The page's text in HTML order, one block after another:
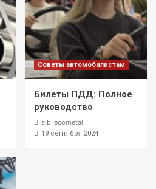
Советы автомобилистам
Билеты ПДД: Полное
руководство
sib_ecometal
19 сентября 2024